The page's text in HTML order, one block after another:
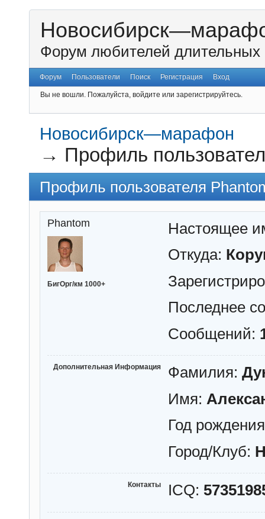
Форум любителей длительных
Форум Пользователи Поиск Регистрация Вход
Вы не вошли. Пожалуйста, войдите или зарегистрируйтесь.
Новосибирск—марафон
→ Профиль
Профиль пользователя
Phantom
БигОрг/км 1000+
Настоящее
Откуда:
Последнее
Сообщений:
Дополнительная Информация Фамилия:
Имя:
Год
Город/Клуб:
Контакты ICQ: